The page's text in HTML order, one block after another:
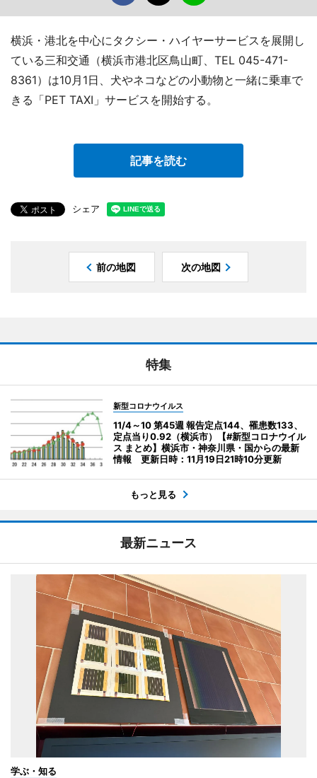
横浜・港北を中心にタクシー・ハイヤーサービスを展開し
ている三和交通（横浜市港北区鳥山町、TEL 045-471-
8361）は10月1日、犬やネコなどの小動物と一緒に乗車で
きる「PET TAXI」サービスを開始する。
記事を読む
シェア
前の地図 次の地図
特集
新型コロナウイルス
11/4～10 第45週 報告定点144、罹患数133、
定点当り0.92（横浜市）【#新型コロナウイル
ス まとめ】横浜市・神奈川県・国からの最新
情報 更新日時：11月19日21時10分更新
もっと見る
最新ニュース
学ぶ・知る